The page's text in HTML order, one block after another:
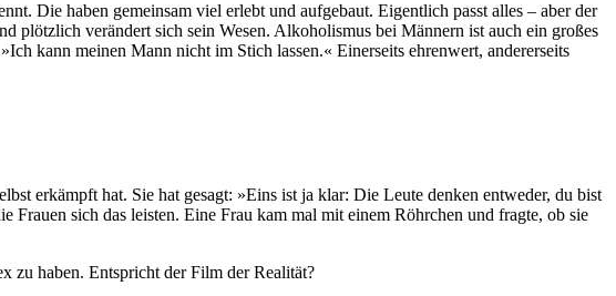
Die haben gemeinsam viel erlebt und aufgebaut. Eigentlich passt alles – aber der
plötzlich verändert sich sein Wesen. Alkoholismus bei Männern ist auch ein großes
kann meinen Mann nicht im Stich lassen.« Einerseits ehrenwert, andererseits
erkämpft hat. Sie hat gesagt: »Eins ist ja klar: Die Leute denken entweder, du bist
sich das leisten. Eine Frau kam mal mit einem Röhrchen und fragte, ob sie
zu haben. Entspricht der Film der Realität?